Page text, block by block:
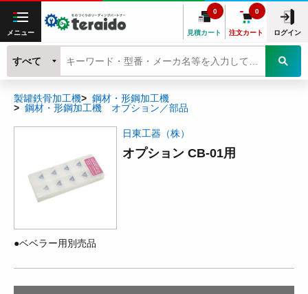
メニュー 見積カート
0
注文カート
0
ログイン
すべて
製罐鉄骨加工機
鋼材・形鋼加工機
鋼材・形鋼加工機 オプション／部品
日東工器（株）
オプション CB-01用
●ベベラー用別売品